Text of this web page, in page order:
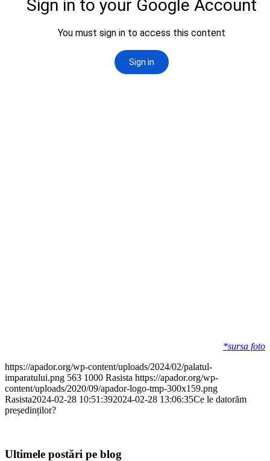
*sursa foto
https://apador.org/wp-content/uploads/2024/02/palatul-
imparatului.png 563 1000 Rasista https://apador.org/wp-
content/uploads/2020/09/apador-logo-tmp-300x159.png
Rasista2024-02-28 10:51:392024-02-28 13:06:35Ce le datorăm
președinților?
Ultimele postări pe blog